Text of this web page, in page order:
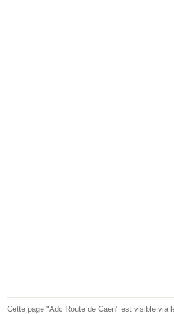
Cette page "Adc Route de Caen" est visible via